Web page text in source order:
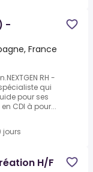
-
France
RH -
qui
pour ses
CDI à pour...
jours
H/F